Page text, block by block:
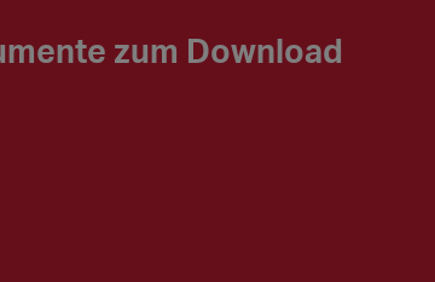
zum Download